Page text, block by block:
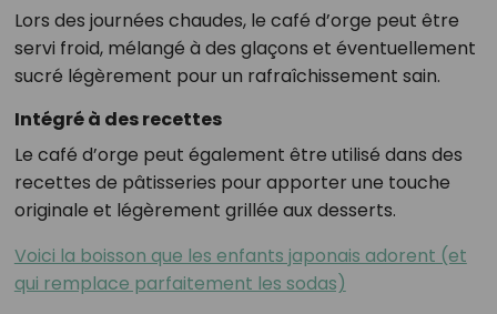
Lors des journées chaudes, le café d’orge peut être
servi froid, mélangé à des glaçons et éventuellement
sucré légèrement pour un rafraîchissement sain.
Intégré à des recettes
Le café d’orge peut également être utilisé dans des
recettes de pâtisseries pour apporter une touche
originale et légèrement grillée aux desserts.
Voici la boisson que les enfants japonais adorent (et
qui remplace parfaitement les sodas)